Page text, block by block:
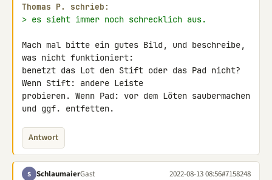
Thomas P. schrieb:
> es sieht immer noch schrecklich aus.
Mach mal bitte ein gutes Bild, und beschreibe,
was nicht funktioniert:
benetzt das Lot den Stift oder das Pad nicht?
Wenn Stift: andere Leiste
probieren. Wenn Pad: vor dem Löten saubermachen
und ggf. entfetten.
Antwort
S SchlaumaierGast 2022-08-13 08:56#7158248